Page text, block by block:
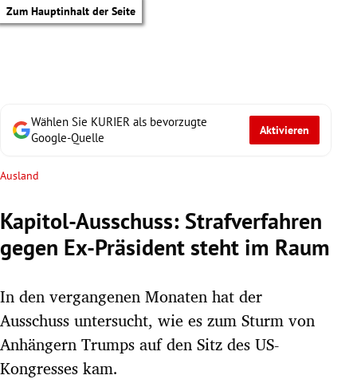
Zum Hauptinhalt der Seite
Untermenü
Untermenü
Wählen Sie KURIER als bevorzugte
Google-Quelle
Aktivieren
Ausland
Kapitol-Ausschuss: Strafverfahren
gegen Ex-Präsident steht im Raum
In den vergangenen Monaten hat der
Ausschuss untersucht, wie es zum Sturm von
Anhängern Trumps auf den Sitz des US-
Kongresses kam.